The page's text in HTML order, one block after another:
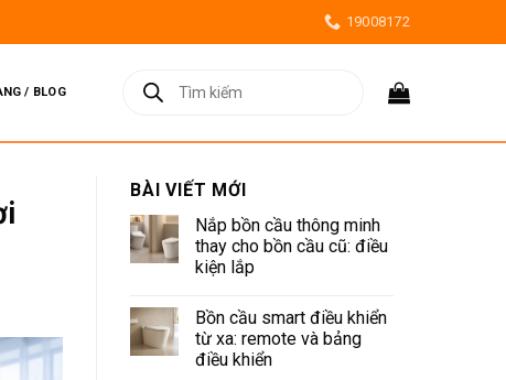
19008172
/ BLOG
kiếm
BÀI VIẾT MỚI
Nắp bồn cầu thông minh
thay cho bồn cầu cũ: điều
kiện lắp
bình
luận
ở
Nắp
Bồn cầu smart điều khiển
từ xa: remote và bảng
điều khiển